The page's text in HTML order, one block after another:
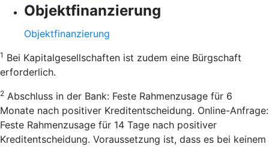
Objektfinanzierung
Objektfinanzierung
1 Bei Kapitalgesellschaften ist zudem eine Bürgschaft
erforderlich.
2 Abschluss in der Bank: Feste Rahmenzusage für 6
Monate nach positiver Kreditentscheidung. Online-Anfrage:
Feste Rahmenzusage für 14 Tage nach positiver
Kreditentscheidung. Voraussetzung ist, dass es bei keinem